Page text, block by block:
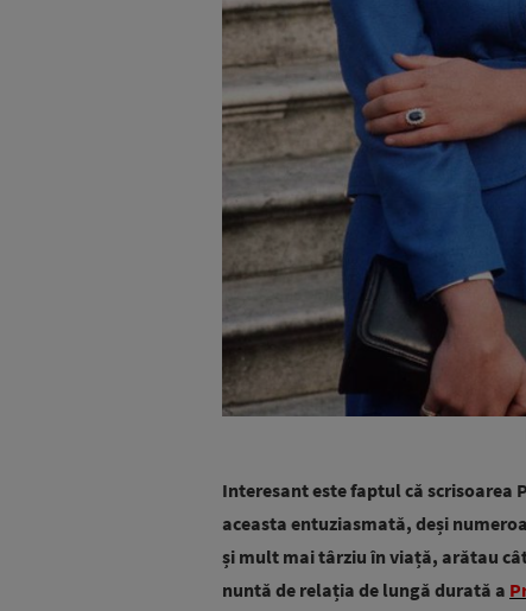
Interesant este faptul că scrisoarea
aceasta entuziasmată, deși
și mult mai târziu în viață, arătau
nuntă de relația de lungă durată a